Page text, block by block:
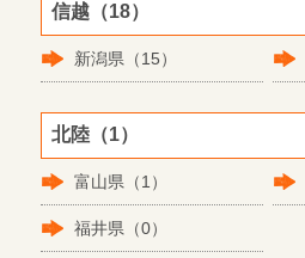
信越（18）
新潟県（15）
北陸（1）
富山県（1）
福井県（0）